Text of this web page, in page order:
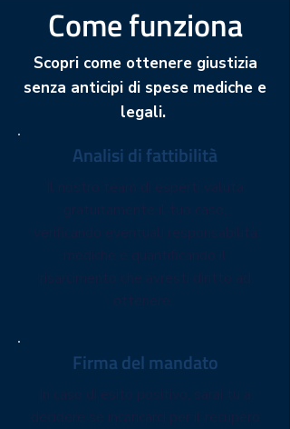
Come funziona
Scopri come ottenere giustizia
senza anticipi di spese mediche e
legali.
Analisi di fattibilità
Firma del mandato